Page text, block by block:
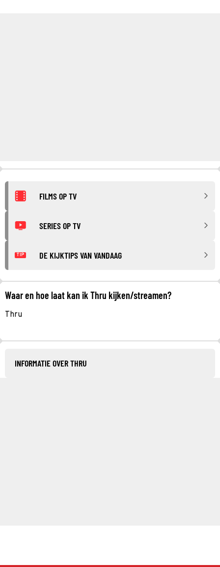
FILMS OP TV
SERIES OP TV
TIP DE KIJKTIPS VAN VANDAAG
Waar en hoe laat kan ik Thru kijken/streamen?
Thru
INFORMATIE OVER THRU